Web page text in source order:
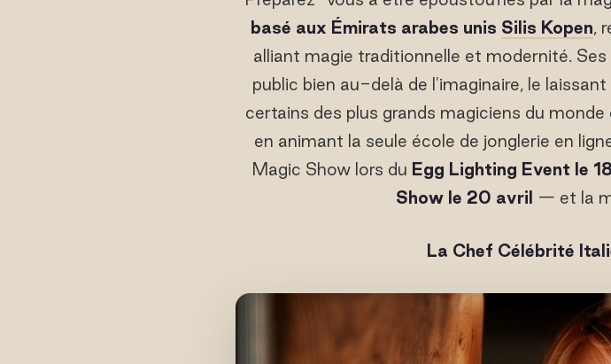
basé aux Émirats arabes unis Silis Kopen,
alliant magie traditionnelle et modernité.
public bien au-delà de l'imaginaire, le
certains des plus grands magiciens du
en animant la seule école de jonglerie en
Magic Show lors du Egg Lighting Event le
Show le 20 avril — et la
La Chef Célébrité